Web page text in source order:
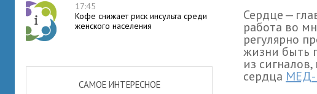
17:45
Кофе снижает риск инсульта среди
женского населения
САМОЕ ИНТЕРЕСНОЕ
Сердце —
работа во
регулярно
жизни быть
из
сердца